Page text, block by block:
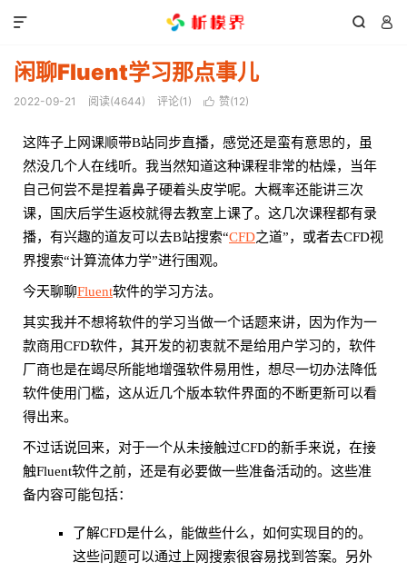
 

闲聊Fluent学习那点事儿
2022-09-21 阅读(4644) 评论(1)  赞(12)
这阵子上网课顺带B站同步直播，感觉还是蛮有意思的，虽
然没几个人在线听。我当然知道这种课程非常的枯燥，当年
自己何尝不是捏着鼻子硬着头皮学呢。大概率还能讲三次
课，国庆后学生返校就得去教室上课了。这几次课程都有录
播，有兴趣的道友可以去B站搜索“CFD之道”，或者去CFD视
界搜索“计算流体力学”进行围观。
今天聊聊Fluent软件的学习方法。
其实我并不想将软件的学习当做一个话题来讲，因为作为一
款商用CFD软件，其开发的初衷就不是给用户学习的，软件
厂商也是在竭尽所能地增强软件易用性，想尽一切办法降低
软件使用门槛，这从近几个版本软件界面的不断更新可以看
得出来。
不过话说回来，对于一个从未接触过CFD的新手来说，在接
触Fluent软件之前，还是有必要做一些准备活动的。这些准
备内容可能包括：
了解CFD是什么，能做些什么，如何实现目的的。
这些问题可以通过上网搜索很容易找到答案。另外